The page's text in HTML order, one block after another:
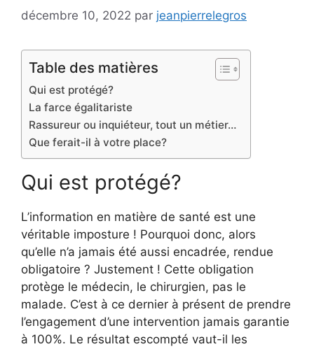
décembre 10, 2022 par jeanpierrelegros
Table des matières
Qui est protégé?
La farce égalitariste
Rassureur ou inquiéteur, tout un métier…
Que ferait-il à votre place?
Qui est protégé?
L’information en matière de santé est une
véritable imposture ! Pourquoi donc, alors
qu’elle n’a jamais été aussi encadrée, rendue
obligatoire ? Justement ! Cette obligation
protège le médecin, le chirurgien, pas le
malade. C’est à ce dernier à présent de prendre
l’engagement d’une intervention jamais garantie
à 100%. Le résultat escompté vaut-il les